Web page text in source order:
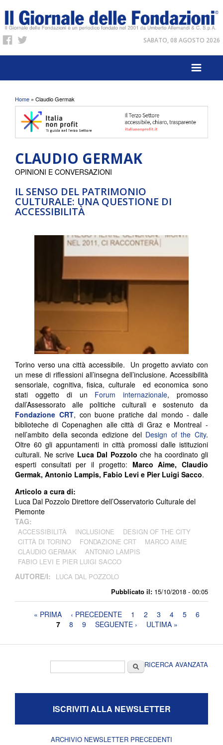
SABATO, 08 AGOSTO 2026
Tu sei qui
Home » Claudio Germak
CLAUDIO GERMAK
IL SENSO DEL PATRIMONIO
CULTURALE: UNA QUESTIONE DI
ACCESSIBILITÀ
Pubblicato il: 15/10/2018 - 00:05
OPINIONI E CONVERSAZIONI
Torino verso una città accessibile. Un progetto avviato con
un mese di riflessioni all’insegna dell’inclusione. Accessibilità
sensoriale, cognitiva, fisica, culturale ed economica sono
stati oggetto di un Forum internazionale, promosso
dall’Assessorato alle politiche culturali e sostenuto da
Fondazione CRT, con buone pratiche dal mondo - dalle
biblioteche di Copenaghen alle città di Graz e Montreal -
nell’ambito della seconda edizione del Design of the City.
Oltre 60 gli appuntamenti in città promossi dalle istituzioni
culturali. Ne scrive Luca Dal Pozzolo che ha coordinato gli
esperti consultati per il progetto: Marco Aime, Claudio
Germak, Antonio Lampis, Fabio Levi e Pier Luigi Sacco.
Articolo a cura di:
Luca Dal Pozzolo Direttore dell’Osservatorio Culturale del
Piemonte
TAG:
ACCESSIBILITÀ INCLUSIONE
DESIGN OF THE CITY
CITTÀ DI TORINO
FONDAZIONE CRT
MARCO AIME
CLAUDIO GERMAK
ANTONIO LAMPIS
FABIO LEVI E PIER LUIGI SACCO
AUTORE/I: LUCA DAL POZZOLO
Pagine« PRIMA ‹ PRECEDENTE 1 2 3 4 5
6
7
8 9 SEGUENTE › ULTIMA »
CercaRICERCA AVANZATA
ISCRIVITI ALLA NEWSLETTER
ARCHIVIO NEWSLETTER PRECEDENTI